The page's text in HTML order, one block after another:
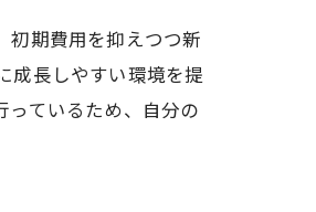
初期費用を抑えつつ新
成長しやすい環境を提
ているため、自分の